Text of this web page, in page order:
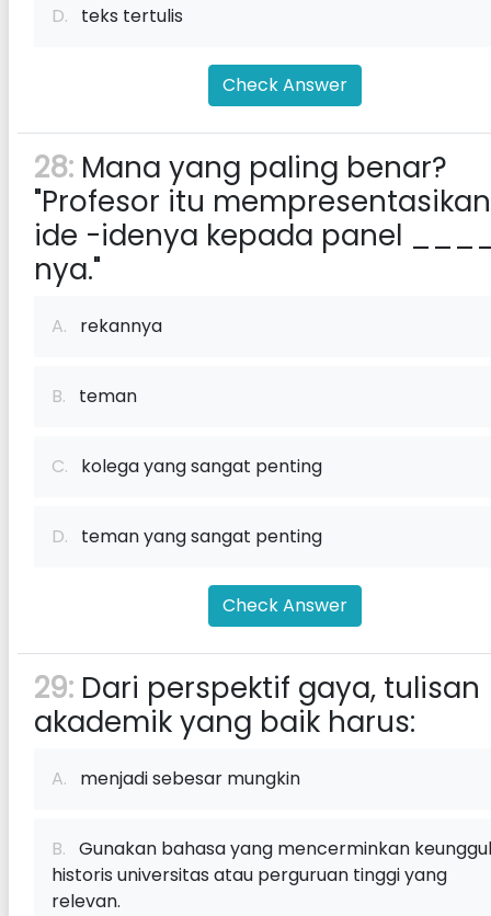
D. teks tertulis
Check Answer
28: Mana yang paling benar?
"Profesor itu mempresentasikan
ide -idenya kepada panel
nya."
A. rekannya
B. teman
C. kolega yang sangat penting
D. teman yang sangat penting
Check Answer
29: Dari perspektif gaya, tulisan
akademik yang baik harus:
A. menjadi sebesar mungkin
B. Gunakan bahasa yang mencerminkan
historis universitas atau perguruan tinggi yang
relevan.